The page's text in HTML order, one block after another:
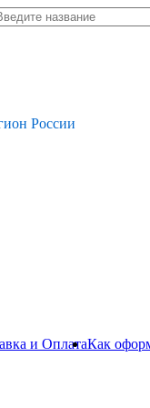
России
и ОплатаКак